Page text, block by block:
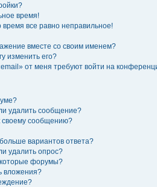
время!
все равно неправильное!
вместе со своим именем?
изменить его?
от меня требуют войти на
удалить сообщение?
своему сообщению?
вариантов ответа?
удалить опрос?
форумы?
вложения?